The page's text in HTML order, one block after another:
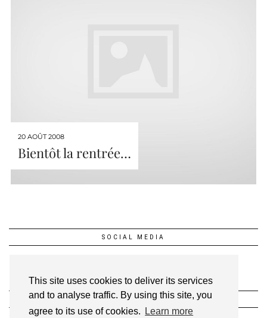
This site uses cookies to deliver its services
and to analyse traffic. By using this site, you
agree to its use of cookies.
Learn more
20 AOÛT 2008
Bientôt la rentrée…
SOCIAL MEDIA
INSTAGRAM @1FEEDANSLESETOILES